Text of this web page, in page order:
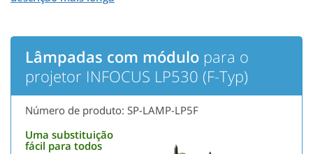
Lâmpadas com módulo para o
projetor INFOCUS LP530 (F-Typ)
Número de produto: SP-LAMP-LP5F
Uma substituição
fácil para todos